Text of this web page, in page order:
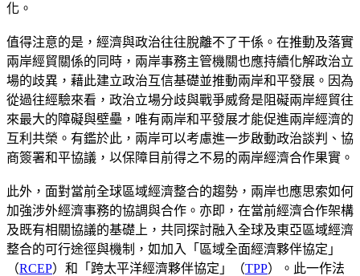
化。
值得注意的是，經濟與政治往往脫離不了干係。在推動及落實
兩岸經貿關係的同時，兩岸事務主管機關也應持續化解政治立
場的歧異，藉此建立政治互信基礎並推動兩岸和平發展。因為
從過往經驗來看，政治立場分歧與戰爭威脅是阻礙兩岸經貿往
來最大的障礙與壁壘，唯有兩岸和平發展才能促進兩岸經濟的
互利共榮。有鑑於此，兩岸可以考慮進一步啟動政治談判、協
商簽署和平協議，以保障目前得之不易的兩岸經濟合作果實。
此外，面對當前全球區域經濟整合的趨勢，兩岸也應思索如何
加強涉外經濟事務的協調與合作。亦即，在當前經濟合作架構
及既有相關協議的基礎上，共同探討融入全球及東亞區域經濟
整合的可行途徑與機制，如加入「區域全面經濟夥伴協定」
（RCEP）和「跨太平洋經濟夥伴協定」（TPP）。此一作法